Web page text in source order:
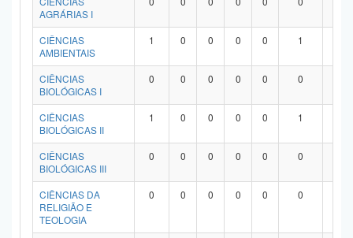
AGRÁRIAS I
CIÊNCIAS
AMBIENTAIS
1 0 0 0 0 1
CIÊNCIAS
BIOLÓGICAS I
0 0 0 0 0 0
CIÊNCIAS
BIOLÓGICAS II
1 0 0 0 0 1
CIÊNCIAS
BIOLÓGICAS III
0 0 0 0 0 0
CIÊNCIAS DA
RELIGIÃO E
TEOLOGIA
0 0 0 0 0 0